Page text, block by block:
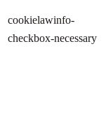
cookielawinfo-
checkbox-necessary